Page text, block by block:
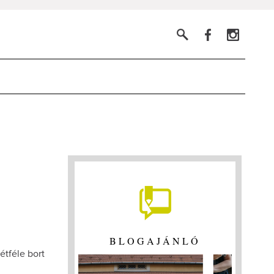
bort
BLOGAJÁNLÓ